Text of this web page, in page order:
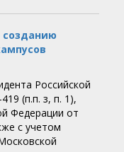
созданию
Российской
(п.п. з, п. 1),
Федерации от
с учетом